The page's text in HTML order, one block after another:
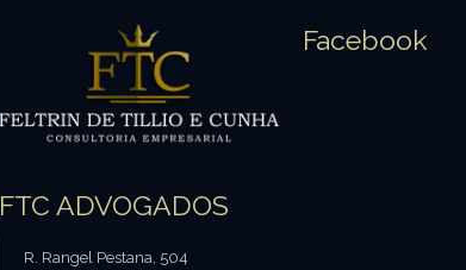
FTC ADVOGADOS
R. Rangel Pestana, 504
Facebook